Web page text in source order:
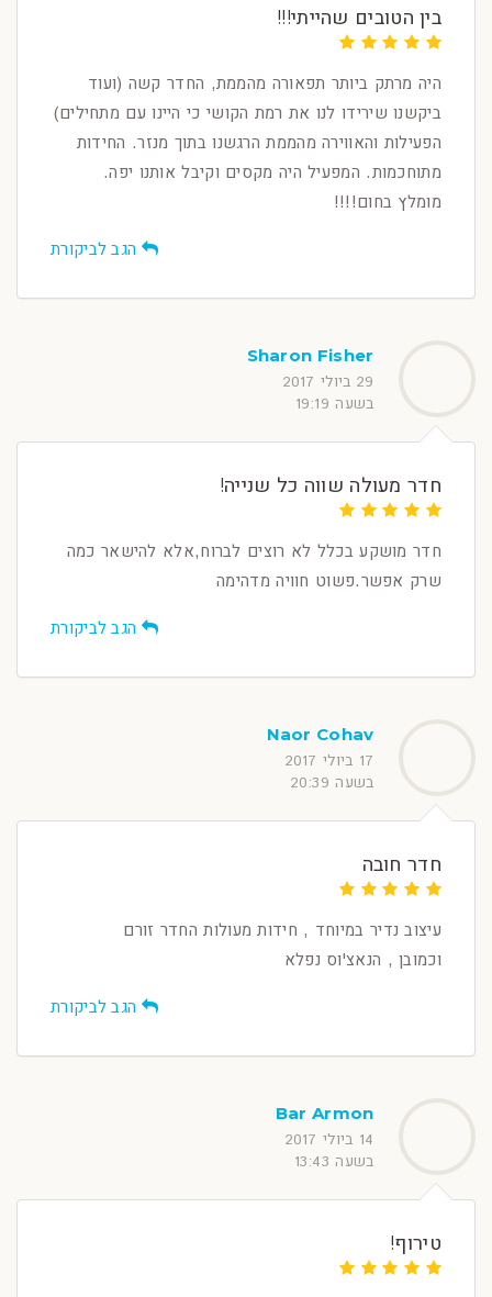
בין הטובים שהייתי!!!
היה מרתק ביותר תפאורה מהממת, החדר קשה (ועוד
ביקשנו שירידו לנו את רמת הקושי כי היינו עם מתחילים)
הפעילות והאווירה מהממת הרגשנו בתוך מנזר. החידות
מתוחכמות. המפעיל היה מקסים וקיבל אותנו יפה.
מומלץ בחום!!!!
הגב לביקורת
Sharon Fisher
29 ביולי 2017
בשעה 19:19
חדר מעולה שווה כל שנייה!
חדר מושקע בכלל לא רוצים לברוח,אלא להישאר כמה
שרק אפשר.פשוט חוויה מדהימה
הגב לביקורת
Naor Cohav
17 ביולי 2017
בשעה 20:39
חדר חובה
עיצוב נדיר במיוחד , חידות מעולות החדר זורם
וכמובן , הנאצ'וס נפלא
הגב לביקורת
Bar Armon
14 ביולי 2017
בשעה 13:43
טירוף!